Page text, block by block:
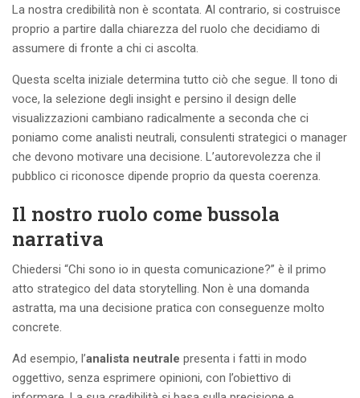
La nostra credibilità non è scontata. Al contrario, si costruisce
proprio a partire dalla chiarezza del ruolo che decidiamo di
assumere di fronte a chi ci ascolta.
Questa scelta iniziale determina tutto ciò che segue. Il tono di
voce, la selezione degli insight e persino il design delle
visualizzazioni cambiano radicalmente a seconda che ci
poniamo come analisti neutrali, consulenti strategici o manager
che devono motivare una decisione. L’autorevolezza che il
pubblico ci riconosce dipende proprio da questa coerenza.
Il nostro ruolo come bussola
narrativa
Chiedersi “Chi sono io in questa comunicazione?” è il primo
atto strategico del data storytelling. Non è una domanda
astratta, ma una decisione pratica con conseguenze molto
concrete.
Ad esempio, l’analista neutrale presenta i fatti in modo
oggettivo, senza esprimere opinioni, con l’obiettivo di